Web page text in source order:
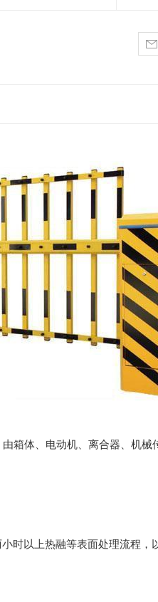
箱体、电动机、离合器、机械
以上热融等表面处理流程，